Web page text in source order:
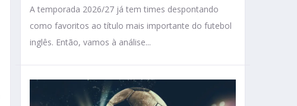
A temporada 2026/27 já tem times despontando
como favoritos ao título mais importante do futebol
inglês. Então, vamos à análise...